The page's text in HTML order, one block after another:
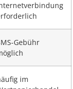
Gebühr
im